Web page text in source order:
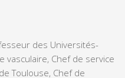
des Universités-
vasculaire, Chef de service
Toulouse, Chef de